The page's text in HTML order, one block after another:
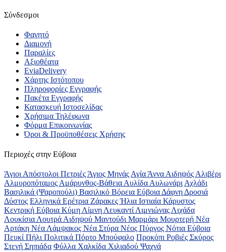
Σύνδεσμοι
Φαγητό
Διαμονή
Παραλίες
Αξιοθέατα
EviaDelivery
Χάρτης Ιστότοπου
Πληροφορίες Εγγραφής
Πακέτα Εγγραφής
Κατασκευή Ιστοσελίδας
Χρήσιμα Τηλέφωνα
Φόρμα Επικοινωνίας
Όροι & Προϋποθέσεις Xρήσης
Περιοχές στην Εύβοια
Άγιοι Απόστολοι Πετριές Άγιος Μηνάς Αγία Άννα Αιδηψός Αλιβέρι
Αλμυροπόταμος Αμάρυνθος-Βάθεια Αυλίδα Αυλωνάρι Αχλάδι
Βασιλικά (Ψαροπούλι) Βασιλικό Βόρεια Εύβοια Δάφνη Δροσιά
Δύστος Ελληνικά Ερέτρια ΖάρακεςΉλια Ιστιαία Κάρυστος
Κεντρική Εύβοια Κύμη Λίμνη Λευκαντί Λιμνιώνας Λιχάδα
Λουκίσια Λουτρά Αιδηψού Μαντούδι Μαρμάρι Μουρτερή Νέα
Αρτάκη Νέα Λάμψακος Νέα Στύρα Νέος Πύργος Νότια Εύβοια
Πευκί Πήλι Πολιτικά Πόρτο Μπούφαλο Προκόπι Ροβιές Σκύρος
Στενή Σηπιάδα Φύλλα Χαλκίδα Χιλιαδού Ψαχνά